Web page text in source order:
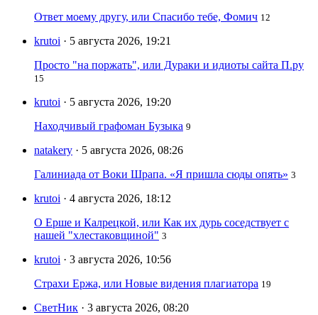
Ответ моему другу, или Спасибо тебе, Фомич 12
krutoi · 5 августа 2026, 19:21
Просто "на поржать", или Дураки и идиоты сайта П.ру
15
krutoi · 5 августа 2026, 19:20
Находчивый графоман Бузыка 9
natakery · 5 августа 2026, 08:26
Галиниада от Воки Шрапа. «Я пришла сюды опять» 3
krutoi · 4 августа 2026, 18:12
О Ерше и Калрецкой, или Как их дурь соседствует с
нашей "хлестаковщиной" 3
krutoi · 3 августа 2026, 10:56
Страхи Ержа, или Новые видения плагиатора 19
СветНик · 3 августа 2026, 08:20